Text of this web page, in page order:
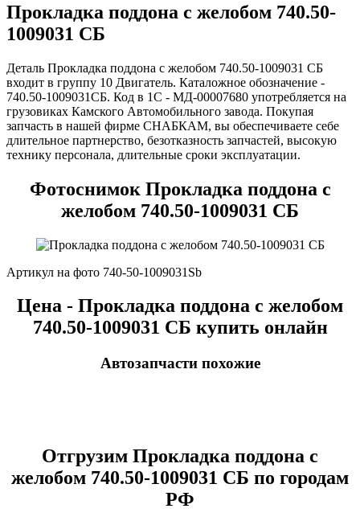
Прокладка поддона с желобом 740.50-
1009031 СБ
Деталь Прокладка поддона с желобом 740.50-1009031 СБ
входит в группу 10 Двигатель. Каталожное обозначение -
740.50-1009031СБ. Код в 1С - МД-00007680 употребляется на
грузовиках Камского Автомобильного завода. Покупая
запчасть в нашей фирме СНАБКАМ, вы обеспечиваете себе
длительное партнерство, безотказность запчастей, высокую
технику персонала, длительные сроки эксплуатации.
Фотоснимок Прокладка поддона с
желобом 740.50-1009031 СБ
Артикул на фото 740-50-1009031Sb
Цена - Прокладка поддона с желобом
740.50-1009031 СБ купить онлайн
Автозапчасти похожие
Отгрузим Прокладка поддона с
желобом 740.50-1009031 СБ по городам
РФ